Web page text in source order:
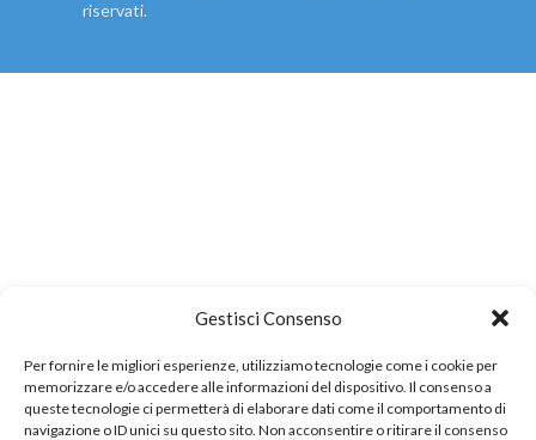
Gestisci Consenso
Per fornire le migliori esperienze, utilizziamo tecnologie come i cookie per
memorizzare e/o accedere alle informazioni del dispositivo. Il consenso a
queste tecnologie ci permetterà di elaborare dati come il comportamento di
navigazione o ID unici su questo sito. Non acconsentire o ritirare il consenso
riservati.